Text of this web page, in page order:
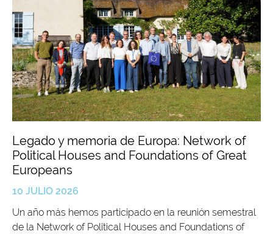
Legado y memoria de Europa: Network of
Political Houses and Foundations of Great
Europeans
10 JULIO 2026
Un año más hemos participado en la reunión semestral
de la Network of Political Houses and Foundations of